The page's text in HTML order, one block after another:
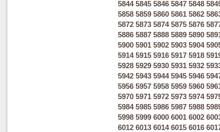
5844 5845 5846 5847 5848
5858 5859 5860 5861 5862
5872 5873 5874 5875 5876
5886 5887 5888 5889 5890
5900 5901 5902 5903 5904
5914 5915 5916 5917 5918
5928 5929 5930 5931 5932
5942 5943 5944 5945 5946
5956 5957 5958 5959 5960
5970 5971 5972 5973 5974
5984 5985 5986 5987 5988
5998 5999 6000 6001 6002
6012 6013 6014 6015 6016